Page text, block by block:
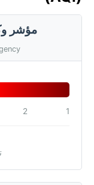
مؤشر
1
2